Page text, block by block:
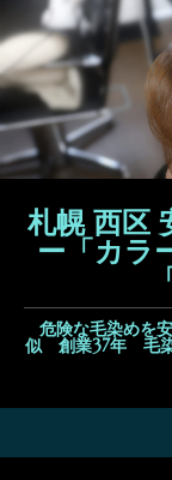
札幌 西区
ー「カラ
危険な毛染めを
似 創業37年 毛染